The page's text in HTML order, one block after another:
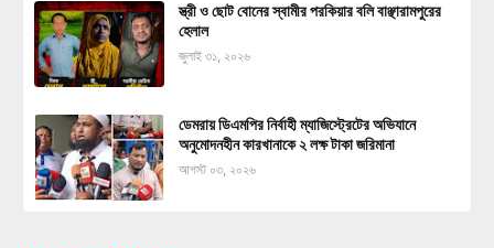
স্ত্রী ও ছোট বোনের স্বামীর পরকিয়ার বলি বাঞ্ছারামপুরের
হেলাল
জুলাই ৩১, ২০২৬
ডেমরায় ডিএমপির নির্বাহী ম্যাজিস্ট্রেটের অভিযানে
অনুমোদনহীন কারখানাকে ২ লক্ষ টাকা জরিমানা
আগস্ট ০৩, ২০২৬